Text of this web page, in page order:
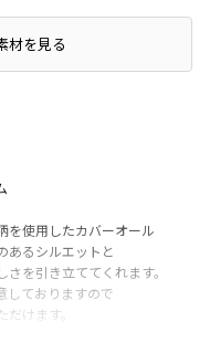
材を見る
使用したカバーオール
るシルエットと
を引き立ててくれます。
しておりますので
けます。